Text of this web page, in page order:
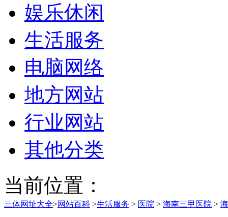
娱乐休闲
生活服务
电脑网络
地方网站
行业网站
其他分类
当前位置：
三体网址大全>网站百科 >生活服务 > 医院 > 海南三甲医院 >